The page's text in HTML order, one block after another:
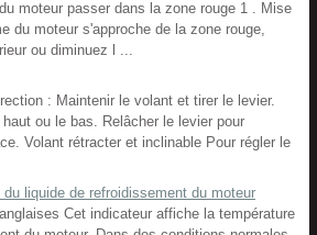
moteur passer dans la zone rouge 1 . Mise
du moteur s'approche de la zone rouge,
ou diminuez l ...
: Maintenir le volant et tirer le levier.
ou le bas. Relâcher le levier pour
Volant rétracter et inclinable Pour régler le
du liquide de refroidissement du moteur
Cet indicateur affiche la température